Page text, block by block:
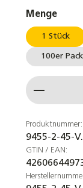
Menge
1 Stück
100er Pack
Produktnummer:
9455-2-45-
GTIN / EAN: